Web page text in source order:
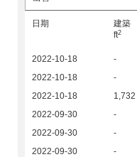
日期
建築
ft2
2022-10-18 -
2022-10-18
-
2022-10-18
1,732
2022-09-30
-
2022-09-30
-
2022-09-30
-